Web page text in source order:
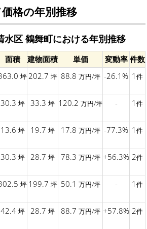
格の年別推移
水区 鶴舞町における年別推移
面積 建物面積 単価 変動率 件数
坪202.7 坪 88.8 万円/坪 -26.1% 1 件
30.3 坪 33.3 坪 120.2 万円/坪 - 1 件
13.6 坪 19.7 坪 17.8 万円/坪 -77.3% 1 件
30.3 坪 28.7 坪 78.3 万円/坪 +56.3% 2件
坪 199.7 坪 50.1 万円/坪 - 1 件
42.4 坪 28.7 坪 88.7 万円/坪 +57.8% 2件